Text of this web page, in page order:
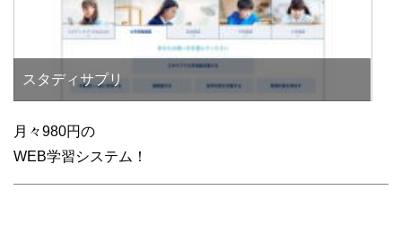
スタディサプリ
月々980円の
WEB学習システム！